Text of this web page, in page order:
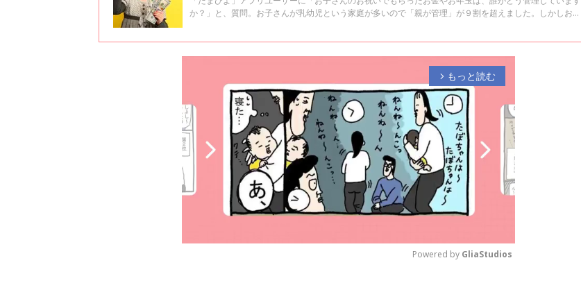
か？」と、質問。お子さんが乳幼児という家庭が多いので「親が管理」が９割を超えました。しかしお父
arrow_forward_ios もっと読む
Powered by GliaStudios